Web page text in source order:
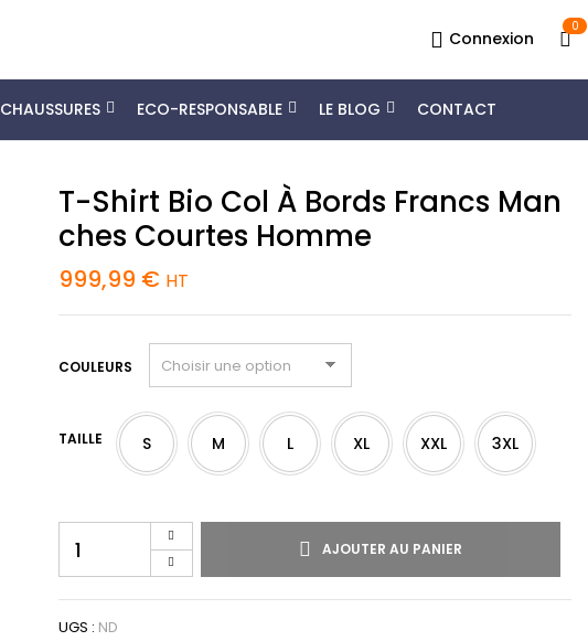
Connexion
0
CHAUSSURES ECO-RESPONSABLE LE BLOG CONTACT
T-Shirt Bio Col À Bords Francs Man
Ches Courtes Homme
999,99 € HT
COULEURS
TAILLE S M L XL XXL 3XL
AJOUTER AU PANIER
UGS : ND